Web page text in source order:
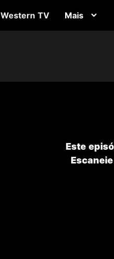
Western TV Mais
Este